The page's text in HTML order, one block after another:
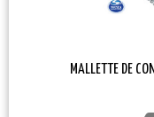
MALLETTE DE